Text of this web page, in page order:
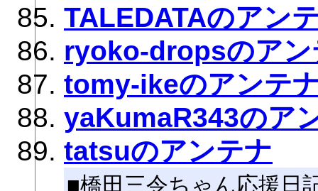
TALEDATAのアン
ryoko-dropsのアン
tomy-ikeのアンテ
yaKumaR343のア
tatsuのアンテナ
■橋田三令ちゃん応援日